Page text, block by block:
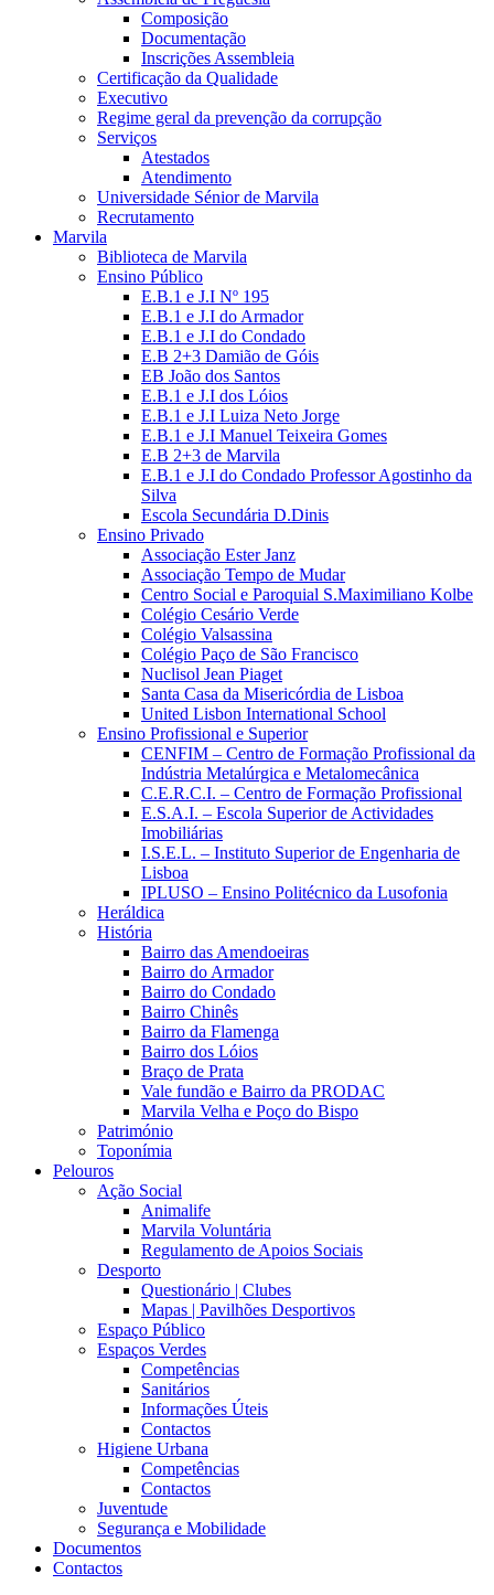
Composição
Documentação
Inscrições Assembleia
Certificação da Qualidade
Executivo
Regime geral da prevenção da corrupção
Serviços
Atestados
Atendimento
Universidade Sénior de Marvila
Recrutamento
Marvila
Biblioteca de Marvila
Ensino Público
E.B.1 e J.I Nº 195
E.B.1 e J.I do Armador
E.B.1 e J.I do Condado
E.B 2+3 Damião de Góis
EB João dos Santos
E.B.1 e J.I dos Lóios
E.B.1 e J.I Luiza Neto Jorge
E.B.1 e J.I Manuel Teixeira Gomes
E.B 2+3 de Marvila
E.B.1 e J.I do Condado Professor Agostinho da
Silva
Escola Secundária D.Dinis
Ensino Privado
Associação Ester Janz
Associação Tempo de Mudar
Centro Social e Paroquial S.Maximiliano Kolbe
Colégio Cesário Verde
Colégio Valsassina
Colégio Paço de São Francisco
Nuclisol Jean Piaget
Santa Casa da Misericórdia de Lisboa
United Lisbon International School
Ensino Profissional e Superior
CENFIM – Centro de Formação Profissional da
Indústria Metalúrgica e Metalomecânica
C.E.R.C.I. – Centro de Formação Profissional
E.S.A.I. – Escola Superior de Actividades
Imobiliárias
I.S.E.L. – Instituto Superior de Engenharia de
Lisboa
IPLUSO – Ensino Politécnico da Lusofonia
Heráldica
História
Bairro das Amendoeiras
Bairro do Armador
Bairro do Condado
Bairro Chinês
Bairro da Flamenga
Bairro dos Lóios
Braço de Prata
Vale fundão e Bairro da PRODAC
Marvila Velha e Poço do Bispo
Património
Toponímia
Pelouros
Ação Social
Animalife
Marvila Voluntária
Regulamento de Apoios Sociais
Desporto
Questionário | Clubes
Mapas | Pavilhões Desportivos
Espaço Público
Espaços Verdes
Competências
Sanitários
Informações Úteis
Contactos
Higiene Urbana
Competências
Contactos
Juventude
Segurança e Mobilidade
Documentos
Contactos